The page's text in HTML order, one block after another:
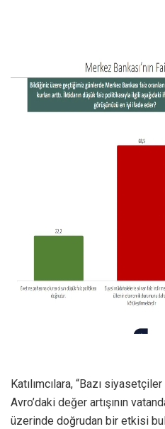
Katılımcılara, “Bazı
Avro’daki değer artışının
üzerinde doğrudan bir etkisi